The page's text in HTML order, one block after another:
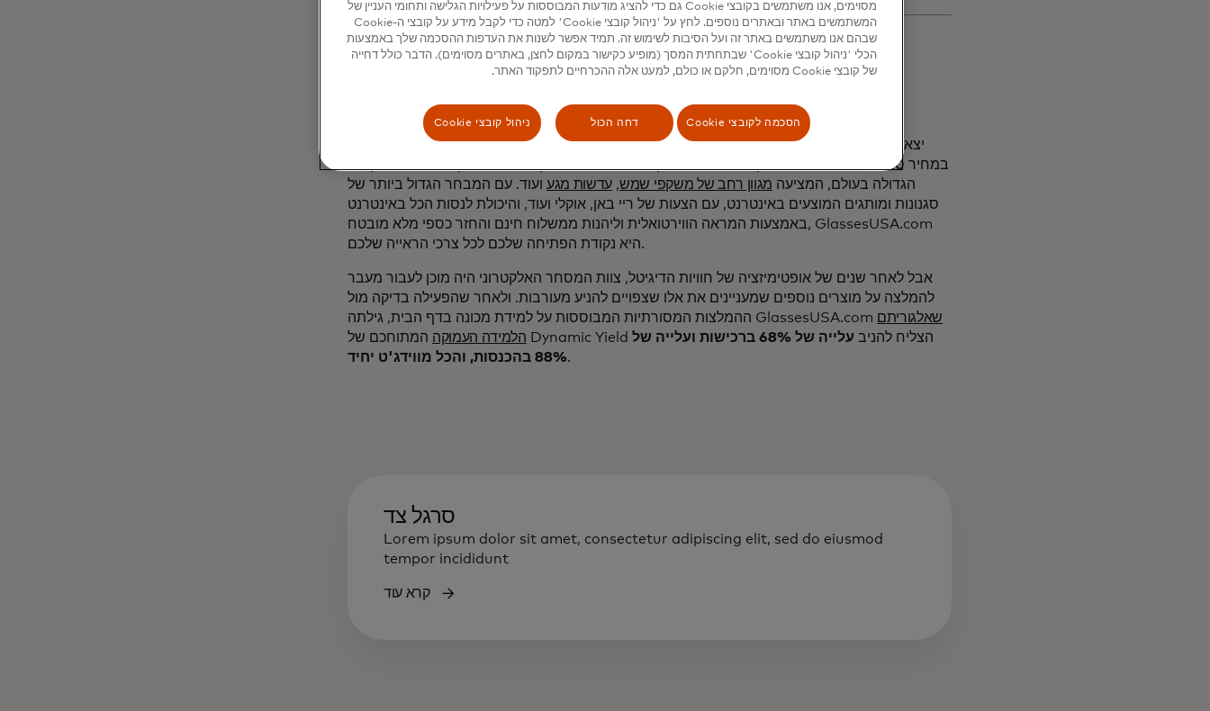
מָבוֹא
לפני שתים עשרה שנה, מייסדיGlassesUSA.comיצאו למטרה לספק משקפי ראייה באיכות גבוהה
במחיר סביר יותר מאחרים בשוק. עשור לאחר מכן, החברה היא כיום קמעונאית משקפי השמש המקוונת
הגדולה בעולם, המציעה מגוון רחב של משקפי שמש, עדשות מגע ועוד. עם המבחר הגדול ביותר של
סגנונות ומותגים המוצעים באינטרנט, עם הצעות של ריי באן, אוקלי ועוד, והיכולת לנסות הכל באינטרנט
באמצעות המראה הווירטואלית וליהנות ממשלוח חינם והחזר כספי מלא מובטח, GlassesUSA.com
היא נקודת הפתיחה שלכם לכל צרכי הראייה שלכם.
אבל לאחר שנים של אופטימיזציה של חוויות הדיגיטל, צוות המסחר האלקטרוני היה מוכן לעבור מעבר
להמלצה על מוצרים נוספים שמעניינים את אלו שצפויים להניע מעורבות. ולאחר שהפעילה בדיקה מול
ההמלצות המסורתיות המבוססות על למידת מכונה בדף הבית, גילתה GlassesUSA.com שאלגוריתם
הלמידה העמוקה
המתוחכם של Dynamic Yield הצליח להניב
עלייה של 68% ברכישות ועלייה של
88% בהכנסות, והכל מווידג'ט יחיד.
סרגל צד
Lorem ipsum dolor sit amet, consectetur adipiscing elit, sed do eiusmod
tempor incididunt
קרא עוד
מסוימים, אנו משתמשים בקובצי Cookie גם כדי להציג מודעות המבוססות על פעילויות הגלישה ותחומי העניין של
המשתמשים באתר ובאתרים נוספים. לחץ על 'ניהול קובצי Cookie' למטה כדי לקבל מידע על קובצי ה-Cookie
שבהם אנו משתמשים באתר זה ועל הסיבות לשימוש זה. תמיד אפשר לשנות את העדפות ההסכמה שלך באמצעות
הכלי 'ניהול קובצי Cookie' שבתחתית המסך (מופיע כקישור במקום לחצן, באתרים מסוימים). הדבר כולל דחייה
של קובצי Cookie מסוימים, חלקם או כולם, למעט אלה ההכרחיים לתפקוד האתר.
הסכמה לקובצי Cookie דחה הכול ניהול קובצי Cookie